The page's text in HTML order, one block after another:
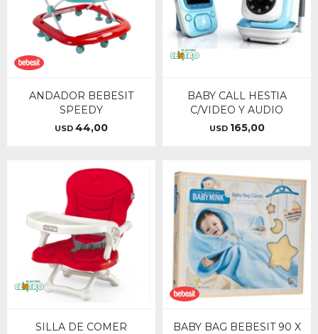
ANDADOR BEBESIT
SPEEDY
USD 44,00
BABY CALL HESTIA
C/VIDEO Y AUDIO
USD 165,00
SILLA DE COMER
BABY BAG BEBESIT 90 X